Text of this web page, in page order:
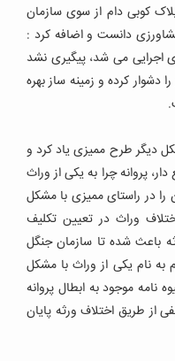
کوبی دام از سوی سازمان
دانست و اضافه کرد :
اجرایی می شد، پیگیری نشد
دشوار کرده و زمینه ساز بهره
دیگر طرح ممیزی یاد کرد و
پروانه چرا به یکی از وراث
را در راستای ممیزی با مشکل
وراث در تعیین تکلیف
باعث شده تا سازمان جنگل
به نام یکی از وراث با مشکل
نامه موجود به ابطال پروانه
از طریق اختلاف ورثه پایان